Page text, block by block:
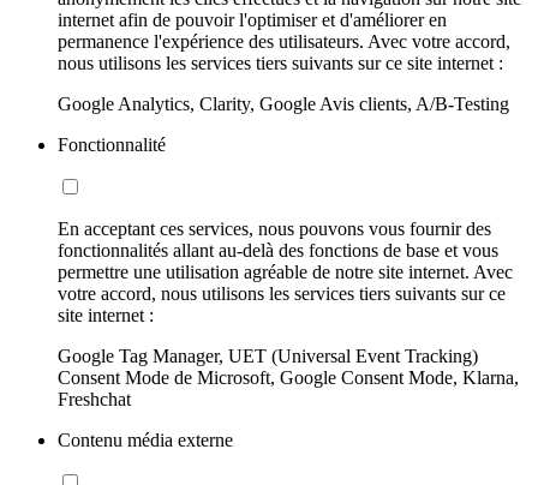
internet afin de pouvoir l'optimiser et d'améliorer en
permanence l'expérience des utilisateurs. Avec votre accord,
nous utilisons les services tiers suivants sur ce site internet :
Google Analytics, Clarity, Google Avis clients, A/B-Testing
Fonctionnalité
En acceptant ces services, nous pouvons vous fournir des
fonctionnalités allant au-delà des fonctions de base et vous
permettre une utilisation agréable de notre site internet. Avec
votre accord, nous utilisons les services tiers suivants sur ce
site internet :
Google Tag Manager, UET (Universal Event Tracking)
Consent Mode de Microsoft, Google Consent Mode, Klarna,
Freshchat
Contenu média externe